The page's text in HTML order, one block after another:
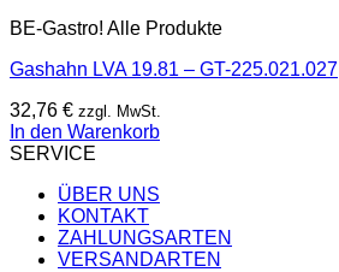
BE-Gastro! Alle Produkte
Gashahn LVA 19.81 – GT-225.021.027
32,76 € zzgl. MwSt.
In den Warenkorb
SERVICE
ÜBER UNS
KONTAKT
ZAHLUNGSARTEN
VERSANDARTEN